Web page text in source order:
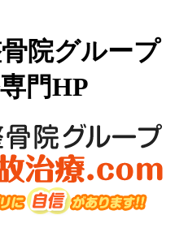
院グループ
門HP